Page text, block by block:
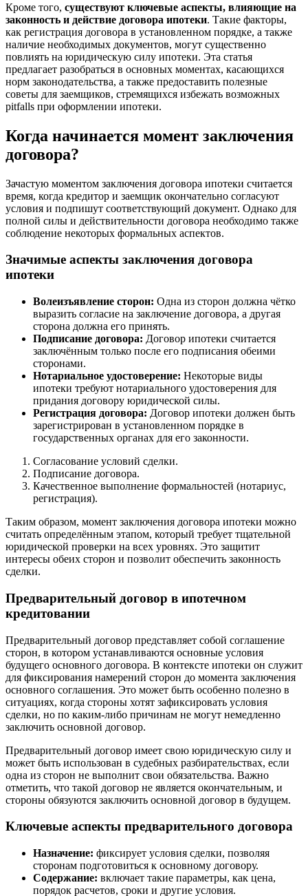
Кроме того, существуют ключевые аспекты, влияющие на
законность и действие договора ипотеки. Такие факторы,
как регистрация договора в установленном порядке, а также
наличие необходимых документов, могут существенно
повлиять на юридическую силу ипотеки. Эта статья
предлагает разобраться в основных моментах, касающихся
норм законодательства, а также предоставить полезные
советы для заемщиков, стремящихся избежать возможных
pitfalls при оформлении ипотеки.
Когда начинается момент заключения
договора?
Зачастую моментом заключения договора ипотеки считается
время, когда кредитор и заемщик окончательно согласуют
условия и подпишут соответствующий документ. Однако для
полной силы и действительности договора необходимо также
соблюдение некоторых формальных аспектов.
Значимые аспекты заключения договора
ипотеки
Волеизъявление сторон: Одна из сторон должна чётко
выразить согласие на заключение договора, а другая
сторона должна его принять.
Подписание договора: Договор ипотеки считается
заключённым только после его подписания обеими
сторонами.
Нотариальное удостоверение: Некоторые виды
ипотеки требуют нотариального удостоверения для
придания договору юридической силы.
Регистрация договора: Договор ипотеки должен быть
зарегистрирован в установленном порядке в
государственных органах для его законности.
Согласование условий сделки.
Подписание договора.
Качественное выполнение формальностей (нотариус,
регистрация).
Таким образом, момент заключения договора ипотеки можно
считать определённым этапом, который требует тщательной
юридической проверки на всех уровнях. Это защитит
интересы обеих сторон и позволит обеспечить законность
сделки.
Предварительный договор в ипотечном
кредитовании
Предварительный договор представляет собой соглашение
сторон, в котором устанавливаются основные условия
будущего основного договора. В контексте ипотеки он служит
для фиксирования намерений сторон до момента заключения
основного соглашения. Это может быть особенно полезно в
ситуациях, когда стороны хотят зафиксировать условия
сделки, но по каким-либо причинам не могут немедленно
заключить основной договор.
Предварительный договор имеет свою юридическую силу и
может быть использован в судебных разбирательствах, если
одна из сторон не выполнит свои обязательства. Важно
отметить, что такой договор не является окончательным, и
стороны обязуются заключить основной договор в будущем.
Ключевые аспекты предварительного договора
Назначение: фиксирует условия сделки, позволяя
сторонам подготовиться к основному договору.
Содержание: включает такие параметры, как цена,
порядок расчетов, сроки и другие условия.